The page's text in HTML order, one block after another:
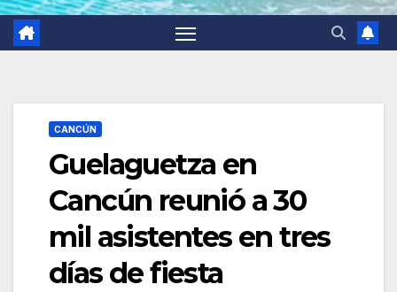
CANCÚN
Guelaguetza en
Cancún reunió a 30
mil asistentes en tres
días de fiesta